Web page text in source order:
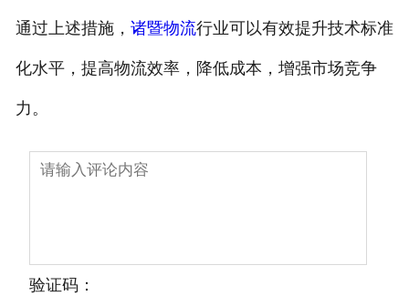
通过上述措施， 诸暨物流行业可以有效提升技术标准
化水平，提高物流效率，降低成本，增强市场竞争
力。
验证码：